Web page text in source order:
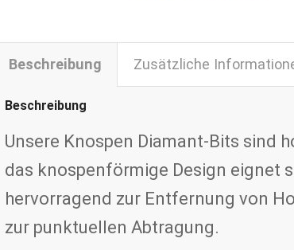
Beschreibung Zusätzliche
Beschreibung
Unsere Knospen Diamant-Bits sind
das knospenförmige Design eignet
hervorragend zur Entfernung von
zur punktuellen Abtragung.